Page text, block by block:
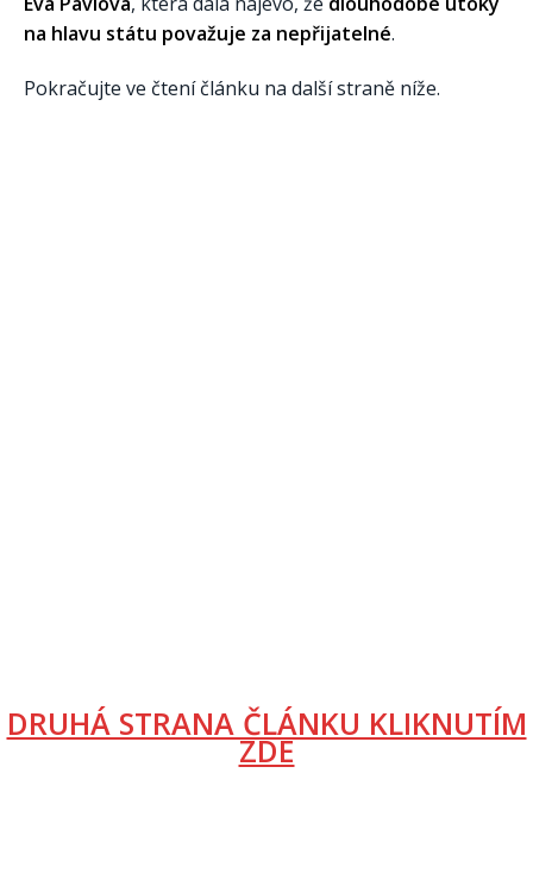
na hlavu státu považuje za nepřijatelné.
Pokračujte ve čtení článku na další straně níže.
DRUHÁ STRANA ČLÁNKU KLIKNUTÍM
ZDE